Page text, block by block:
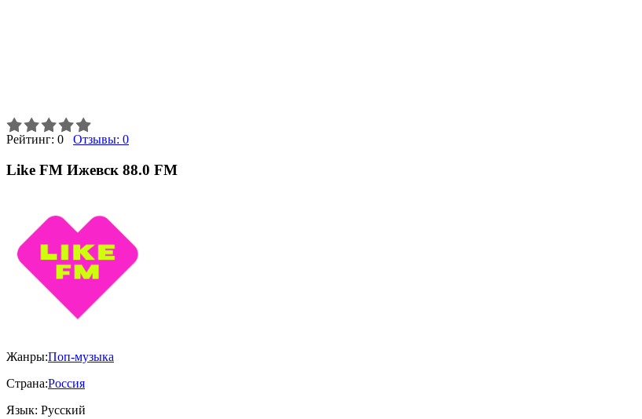
Рейтинг: 0 Отзывы: 0
Like FM Ижевск 88.0 FM
Жанры:Поп-музыка
Страна:Россия
Язык: Русский